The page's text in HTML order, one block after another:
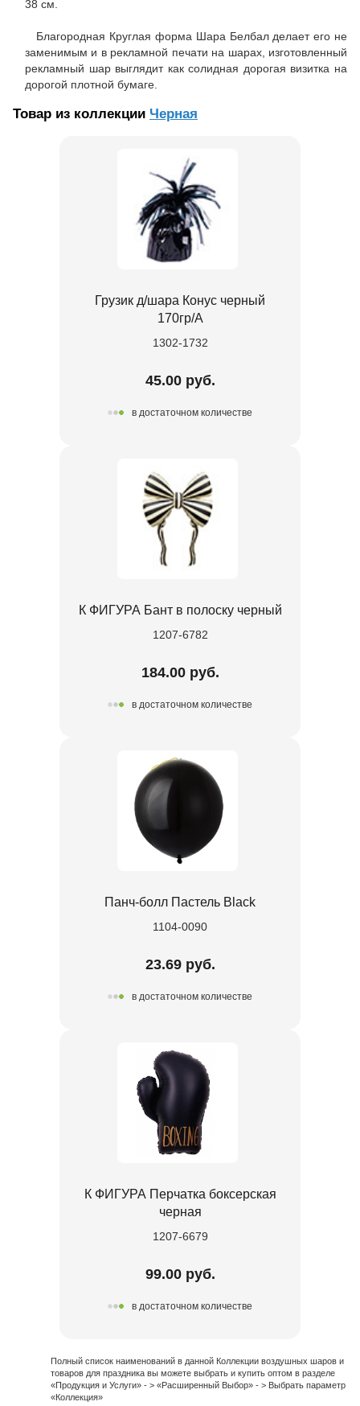
38 см.
Благородная Круглая форма Шара Белбал делает его не
заменимым и в рекламной печати на шарах, изготовленный
рекламный шар выглядит как солидная дорогая визитка на
дорогой плотной бумаге.
Товар из коллекции Черная
Грузик д/шара Конус черный
170гр/A
1302-1732
45.00 руб.
в достаточном количестве
К ФИГУРА Бант в полоску черный
1207-6782
184.00 руб.
в достаточном количестве
Панч-болл Пастель Black
1104-0090
23.69 руб.
в достаточном количестве
К ФИГУРА Перчатка боксерская
черная
1207-6679
99.00 руб.
в достаточном количестве
Полный список наименований в данной Коллекции воздушных шаров и
товаров для праздника вы можете выбрать и купить оптом в разделе
«Продукция и Услуги» - > «Расширенный Выбор» - > Выбрать параметр
«Коллекция»